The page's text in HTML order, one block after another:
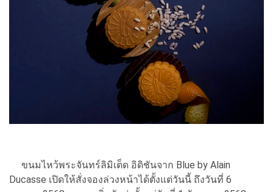
ขนมไหว้พระจันทร์ลิมิเต็ด อิดิชันจาก Blue by Alain
Ducasse เปิดให้สั่งจองล่วงหน้าได้ตั้งแต่วันนี้ ถึงวันที่ 6